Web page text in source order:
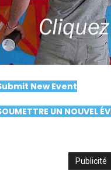
New Event
UN NOUVEL
Publicité